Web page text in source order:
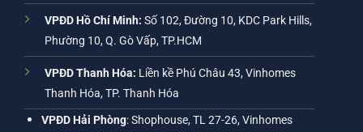
VPĐD Hồ Chí Minh: Số 102, Đường 10, KDC Park Hills,
Phường 10, Q. Gò Vấp, TP.HCM
VPĐD Thanh Hóa: Liền kề Phú Châu 43, Vinhomes
Thanh Hóa, TP. Thanh Hóa
VPĐD Hải Phòng: Shophouse, TL 27-26, Vinhomes